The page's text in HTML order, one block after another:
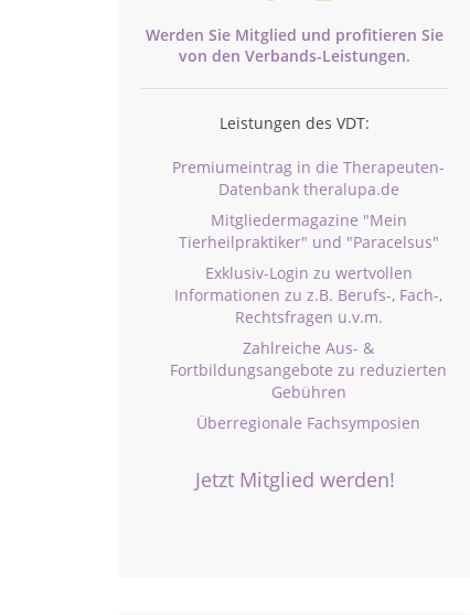
Werden Sie Mitglied und profitieren Sie
von den Verbands-Leistungen.
Leistungen des VDT:
Premiumeintrag in die Therapeuten-
Datenbank theralupa.de
Mitgliedermagazine "Mein
Tierheilpraktiker" und "Paracelsus"
Exklusiv-Login zu wertvollen
Informationen zu z.B. Berufs-, Fach-,
Rechtsfragen u.v.m.
Zahlreiche Aus- &
Fortbildungsangebote zu reduzierten
Gebühren
Überregionale Fachsymposien
Jetzt Mitglied werden!